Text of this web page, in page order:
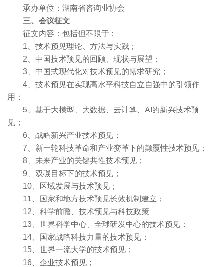
承办单位：湖南省咨询业协会
三、会议征文
征文内容：包括但不限于：
1、技术预见理论、方法与实践；
2、中国技术预见的回顾、现状与展望；
3、中国式现代化对技术预见的需求研究；
4、技术预见在实现高水平科技自立自强中的引领作
用；
5、基于大模型、大数据、云计算、AI的新兴技术预
见；
6、战略新兴产业技术预见；
7、新一轮科技革命和产业变革下的颠覆性技术预见；
8、未来产业的关键共性技术预见；
9、双碳目标下的技术预见；
10、区域发展与技术预见；
11、国家和地方技术预见长效机制建立；
12、科学前瞻、技术预见与科技政策；
13、世界科学中心、全球研发中心的技术预见；
14、国家战略科技力量的技术预见；
15、世界一流大学的技术预见；
16、企业技术预见；